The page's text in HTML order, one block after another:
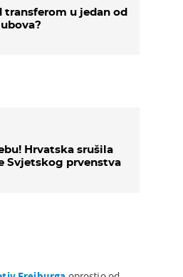
transferom u jedan od
Hrvatska srušila
Svjetskog prvenstva